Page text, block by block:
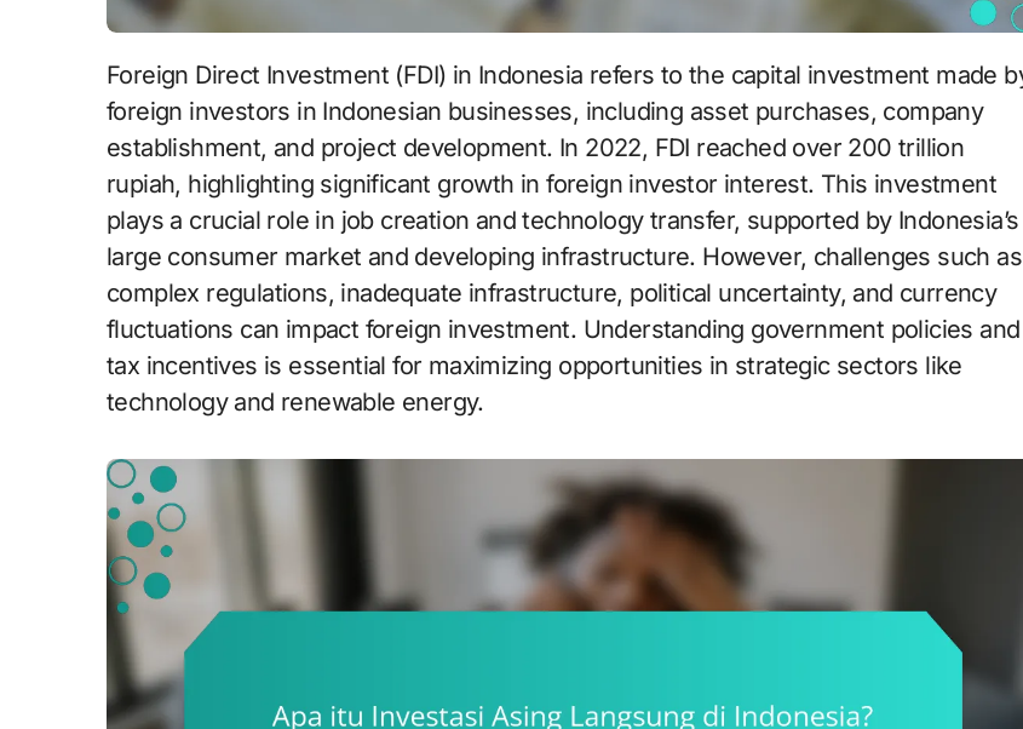
Foreign Direct Investment (FDI) in Indonesia refers to the capital investment made by
foreign investors in Indonesian businesses, including asset purchases, company
establishment, and project development. In 2022, FDI reached over 200 trillion
rupiah, highlighting significant growth in foreign investor interest. This investment
plays a crucial role in job creation and technology transfer, supported by Indonesia’s
large consumer market and developing infrastructure. However, challenges such as
complex regulations, inadequate infrastructure, political uncertainty, and currency
fluctuations can impact foreign investment. Understanding government policies and
tax incentives is essential for maximizing opportunities in strategic sectors like
technology and renewable energy.